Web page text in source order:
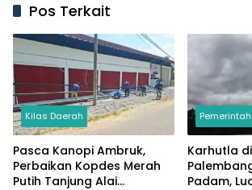
Pos Terkait
Kilas Daerah
Pasca Kanopi Ambruk,
Perbaikan Kopdes Merah
Putih Tanjung Alai
Karhutla
Padam,